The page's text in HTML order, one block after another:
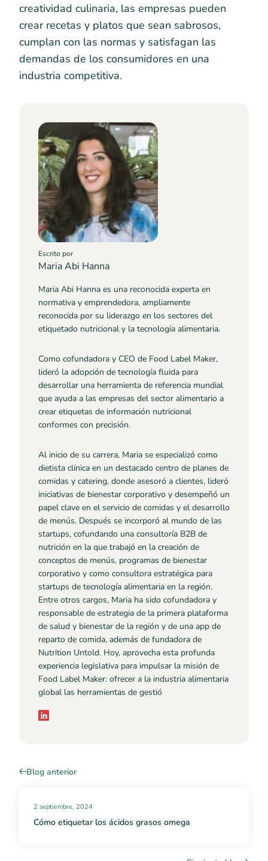
creatividad culinaria, las empresas pueden
crear recetas y platos que sean sabrosos,
cumplan con las normas y satisfagan las
demandas de los consumidores en una
industria competitiva.
Escrito por
Maria Abi Hanna
Maria Abi Hanna es una reconocida experta en
normativa y emprendedora, ampliamente
reconocida por su liderazgo en los sectores del
etiquetado nutricional y la tecnología alimentaria.
Como cofundadora y CEO de Food Label Maker,
lideró la adopción de tecnología fluida para
desarrollar una herramienta de referencia mundial
que ayuda a las empresas del sector alimentario a
crear etiquetas de información nutricional
conformes con precisión.
Al inicio de su carrera, Maria se especializó como
dietista clínica en un destacado centro de planes de
comidas y catering, donde asesoró a clientes, lideró
iniciativas de bienestar corporativo y desempeñó un
papel clave en el servicio de comidas y el desarrollo
de menús. Después se incorporó al mundo de las
startups, cofundando una consultoría B2B de
nutrición en la que trabajó en la creación de
conceptos de menús, programas de bienestar
corporativo y como consultora estratégica para
startups de tecnología alimentaria en la región.
Entre otros cargos, Maria ha sido cofundadora y
responsable de estrategia de la primera plataforma
de salud y bienestar de la región y de una app de
reparto de comida, además de fundadora de
Nutrition Untold. Hoy, aprovecha esta profunda
experiencia legislativa para impulsar la misión de
Food Label Maker: ofrecer a la industria alimentaria
global las herramientas de gestió
Blog anterior
2 septiembre, 2024
Cómo etiquetar los ácidos grasos omega